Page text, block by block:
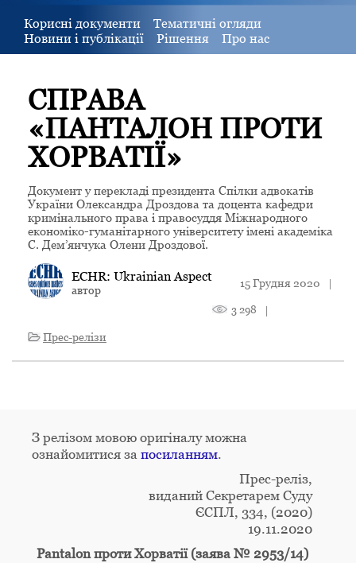
Корисні документи
Тематичні огляди
Новини і публікації
Рішення Про нас
СПРАВА
«ПАНТАЛОН ПРОТИ
ХОРВАТІЇ»
Документ у перекладі президента Спілки адвокатів
України Олександра Дроздова та доцента кафедри
кримінального права і правосуддя Міжнародного
економіко-гуманітарного університету імені академіка
С. Дем’янчука Олени Дроздової.
ECHR: Ukrainian Aspect
автор
15 Грудня 2020 |
3 298
|
Прес-релізи
З релізом мовою оригіналу можна
ознайомитися за посиланням.
Прес-реліз,
виданий Секретарем Суду
ЄСПЛ, 334, (2020)
19.11.2020
Pantalon проти Хорватії (заява № 2953/14)